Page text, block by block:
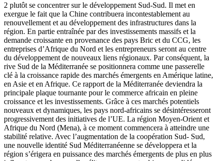
2 plutôt se concentrer sur le développement Sud-Sud. Il met en
exergue le fait que la Chine contribuera incontestablement au
renouvellement et au développement des infrastructures dans la
région. En partie entraînée par des investissements massifs et la
demande croissante en provenance des pays Bric et du CCG, les
entreprises d’Afrique du Nord et les entrepreneurs seront au centre
du développement de nouveaux liens régionaux. Par conséquent, la
rive Sud de la Méditerranée se positionnera comme une passerelle
clé à la croissance rapide des marchés émergents en Amérique latine,
en Asie et en Afrique. Ce rapport de la Méditerranée deviendra la
principale plaque tournante pour le commerce africain en pleine
croissance et les investissements. Grâce à ces marchés potentiels
nouveaux et dynamiques, les pays nord-africains se désintéresseront
progressivement des initiatives de l’UE. La région Moyen-Orient et
Afrique du Nord (Mena), à ce moment commencera à atteindre une
stabilité relative. Avec l’augmentation de la coopération Sud- Sud,
une nouvelle identité Sud Méditerranéenne se développera et la
région s’érigera en puissance des marchés émergents de plus en plus